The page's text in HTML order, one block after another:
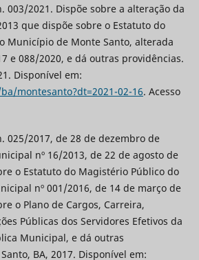
003/2021. Dispõe sobre a alteração da
que dispõe sobre o Estatuto do
Município de Monte Santo, alterada
e 088/2020, e dá outras providências.
Disponível em:
montesanto?dt=2021-02-16. Acesso
025/2017, de 28 de dezembro de
nº 16/2013, de 22 de agosto de
o Estatuto do Magistério Público do
nº 001/2016, de 14 de março de
o Plano de Cargos, Carreira,
Públicas dos Servidores Efetivos da
Municipal, e dá outras
BA, 2017. Disponível em: